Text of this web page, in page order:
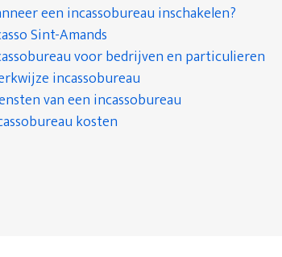
een incassobureau inschakelen?
Sint-Amands
voor bedrijven en particulieren
incassobureau
van een incassobureau
kosten